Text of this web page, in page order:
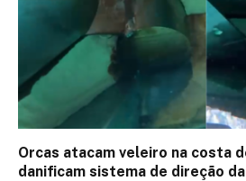
Orcas atacam veleiro na costa
danificam sistema de direção